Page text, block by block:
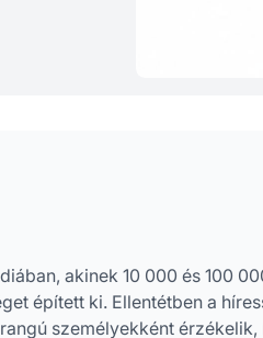
akinek 10 000 és 100
épített ki. Ellentétben a
személyekként érzékelik,